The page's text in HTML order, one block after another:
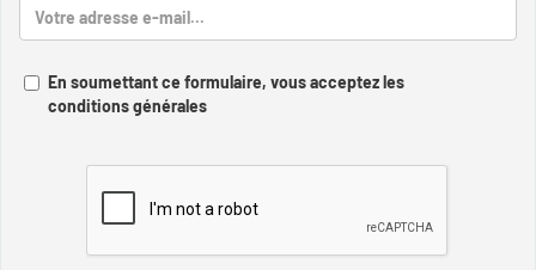
En soumettant ce formulaire, vous acceptez les
conditions générales